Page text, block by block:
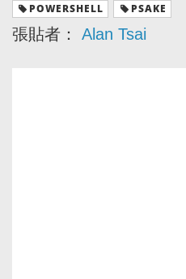
POWERSHELL
PSAKE
張貼者： Alan Tsai